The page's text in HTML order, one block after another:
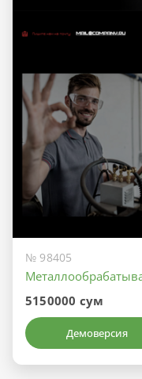
№ 98405
5150000 сум
Демоверсия